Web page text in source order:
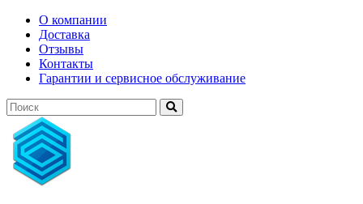
О компании
Доставка
Отзывы
Контакты
Гарантии и сервисное обслуживание